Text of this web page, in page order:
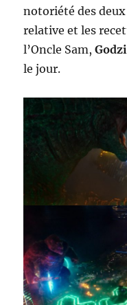
notoriété des
relative et les
l’Oncle Sam,
le jour.